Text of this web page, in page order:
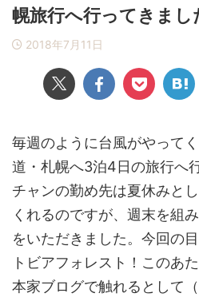
幌旅行へ行ってきまし
2018年7月11日
毎週のように台風がやって
道・札幌へ3泊4日の旅行へ
チャンの勤め先は夏休みと
くれるのですが、週末を組
をいただきました。今回の
トビアフォレスト！このあ
本家ブログで触れるとして